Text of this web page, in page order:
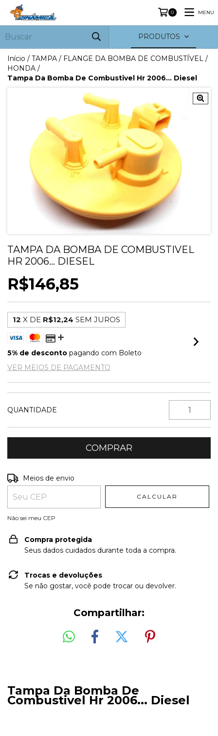
0 MENU
PRODUTOS
Início / TAMPA / FLANGE DA BOMBA DE COMBUSTÍVEL /
HONDA /
Tampa Da Bomba De Combustivel Hr 2006... Diesel
TAMPA DA BOMBA DE COMBUSTIVEL
HR 2006... DIESEL
R$146,85
12 X DE R$12,24 SEM JUROS
5% de desconto pagando com Boleto
VER MEIOS DE PAGAMENTO
QUANTIDADE
Entregas para o CEP:
Meios de envio
CALCULAR
Não sei meu CEP
Compra protegida
Seus dados cuidados durante toda a compra.
Trocas e devoluções
Se não gostar, você pode trocar ou devolver.
Compartilhar:
Tampa Da Bomba De
Combustivel Hr 2006... Diesel